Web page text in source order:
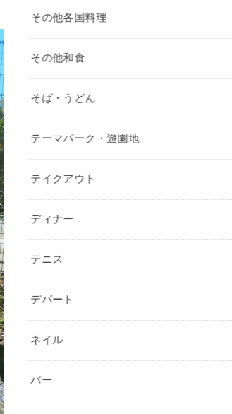
その他各国料理
その他和食
そば・うどん
テーマパーク・遊園地
テイクアウト
ディナー
テニス
デパート
ネイル
バー